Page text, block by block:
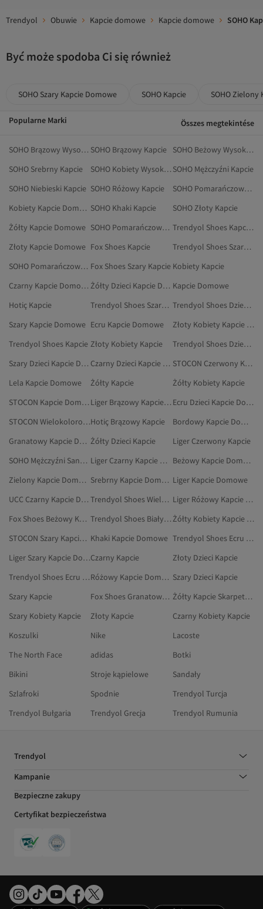
Trendyol Obuwie Kapcie domowe Kapcie domowe SOHO
Być może spodoba Ci się również
SOHO Szary Kapcie Domowe SOHO Kapcie SOHO Zielony
Popularne Marki Összes megtekintése
SOHO Brązowy Wysokie Kapcie SOHO Brązowy Kapcie
SOHO Beżowy Wysokie Kapcie
SOHO Srebrny Kapcie
SOHO Kobiety Wysokie Kapcie SOHO Mężczyźni Kapcie
SOHO Niebieski Kapcie SOHO Różowy Kapcie
SOHO Pomarańczowy Kapcie Domowe
Kobiety Kapcie Domowe SOHO Khaki Kapcie
SOHO Złoty Kapcie
Żółty Kapcie Domowe
SOHO Pomarańczowy Wysokie Kapcie
Trendyol Shoes Kapcie Domowe
Złoty Kapcie Domowe Fox Shoes Kapcie
Trendyol Shoes Szary Kapcie Domowe
SOHO Pomarańczowy Kapcie Fox Shoes Szary Kapcie Kobiety Kapcie
Czarny Kapcie Domowe
Żółty Dzieci Kapcie Domowe Kapcie Domowe
Hotiç Kapcie
Trendyol Shoes Szary Kapcie
Trendyol Shoes Dzieci Kapcie Domowe
Szary Kapcie Domowe Ecru Kapcie Domowe
Złoty Kobiety Kapcie Domowe
Trendyol Shoes Kapcie Złoty Kobiety Kapcie
Trendyol Shoes Dzieci Kapcie
Szary Dzieci Kapcie Domowe
Czarny Dzieci Kapcie Domowe
STOCON Czerwony Kapcie Domowe
Lela Kapcie Domowe
Żółty Kapcie
Żółty Kobiety Kapcie
STOCON Kapcie Domowe
Liger Brązowy Kapcie Domowe
Ecru Dzieci Kapcie Domowe
STOCON Wielokolorowy Kapcie DomoweHotiç Brązowy Kapcie
Bordowy Kapcie Domowe
Granatowy Kapcie Domowe Żółty Dzieci Kapcie
Liger Czerwony Kapcie
SOHO Mężczyźni Sandały I Kapcie
Liger Czarny Kapcie Domowe
Beżowy Kapcie Domowe
Zielony Kapcie Domowe
Srebrny Kapcie Domowe Liger Kapcie Domowe
UCC Czarny Kapcie Domowe
Trendyol Shoes Wielokolorowy Kapcie
Liger Różowy Kapcie Domowe
Fox Shoes Beżowy Kapcie
Trendyol Shoes Biały Kapcie Domowe
Żółty Kobiety Kapcie Domowe
STOCON Szary Kapcie Domowe Khaki Kapcie Domowe
Trendyol Shoes Ecru Kapcie Domowe
Liger Szary Kapcie DomoweCzarny Kapcie
Złoty Dzieci Kapcie
Trendyol Shoes Ecru Kapcie
Różowy Kapcie Domowe Szary Dzieci Kapcie
Szary Kapcie
Fox Shoes Granatowy Kapcie
Żółty Kapcie Skarpetkowe
Szary Kobiety Kapcie
Złoty Kapcie
Czarny Kobiety Kapcie
Koszulki
Nike
Lacoste
The North Face
adidas
Botki
Bikini
Stroje kąpielowe
Sandały
Szlafroki
Spodnie
Trendyol Turcja
Trendyol Bułgaria
Trendyol Grecja Trendyol Rumunia
Trendyol
Kampanie
Bezpieczne zakupy
Certyfikat bezpieczeństwa